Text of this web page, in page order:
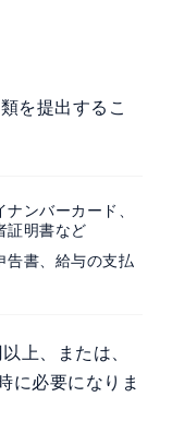
を提出するこ
ナンバーカード、
証明書など
告書、給与の支払
上、または、
に必要になりま